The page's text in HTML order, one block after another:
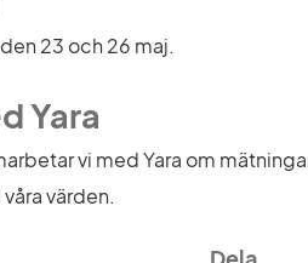
23 och 26 maj.
Yara
vi med Yara om
värden.